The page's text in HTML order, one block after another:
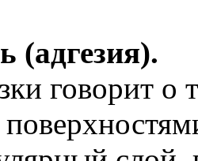
(адгезия).
говорит о